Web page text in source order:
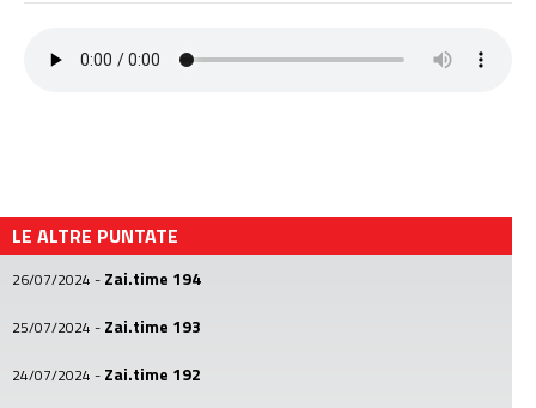
LE ALTRE PUNTATE
26/07/2024 - Zai.time 194
25/07/2024 - Zai.time 193
24/07/2024 - Zai.time 192